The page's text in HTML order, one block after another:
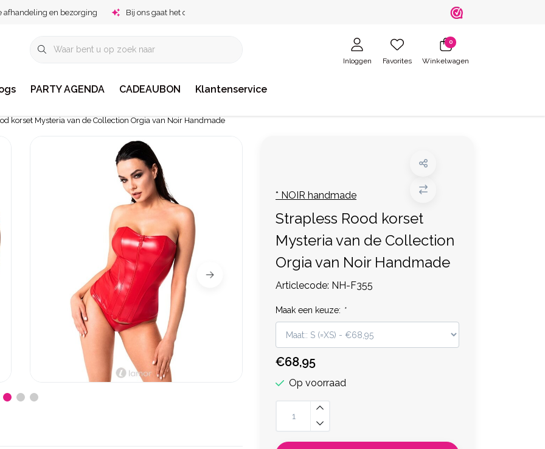
afhandeling en bezorging Bij ons gaat het om jou!
Inloggen Favorites
0
Winkelwagen
PARTY AGENDA CADEAUBON Klantenservice
korset Mysteria van de Collection Orgia van Noir Handmade
* NOIR handmade
Strapless Rood korset
Mysteria van de Collection
Orgia van Noir Handmade
Articlecode: NH-F355
Maak een keuze: *
€68,95
Op voorraad